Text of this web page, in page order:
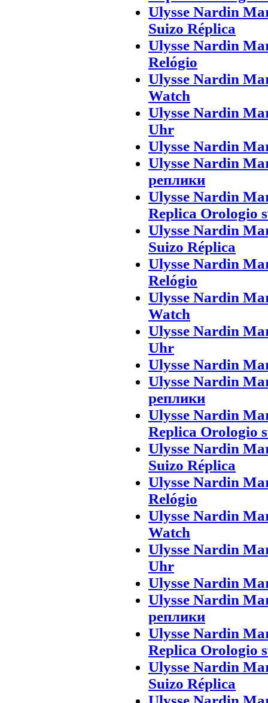
Ulysse Nardin
Suizo Réplica
Ulysse Nardin
Relógio
Ulysse Nardin
Watch
Ulysse Nardin
Uhr
Ulysse Nardin
Ulysse Nardin
реплики
Ulysse Nardin
Replica Orologio
Ulysse Nardin
Suizo Réplica
Ulysse Nardin
Relógio
Ulysse Nardin
Watch
Ulysse Nardin
Uhr
Ulysse Nardin
Ulysse Nardin
реплики
Ulysse Nardin
Replica Orologio
Ulysse Nardin
Suizo Réplica
Ulysse Nardin
Relógio
Ulysse Nardin
Watch
Ulysse Nardin
Uhr
Ulysse Nardin
Ulysse Nardin
реплики
Ulysse Nardin
Replica Orologio
Ulysse Nardin
Suizo Réplica